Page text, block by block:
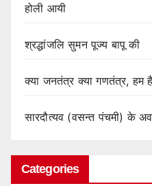
होली आयी
श्रद्धांजलि सुमन पूज्य बापू की
क्या जनतंत्र क्या गणतंत्र, हम
सारदौत्यव (वसन्त पंचमी) के
Categories